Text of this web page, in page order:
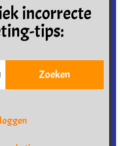
incorrecte
tips: